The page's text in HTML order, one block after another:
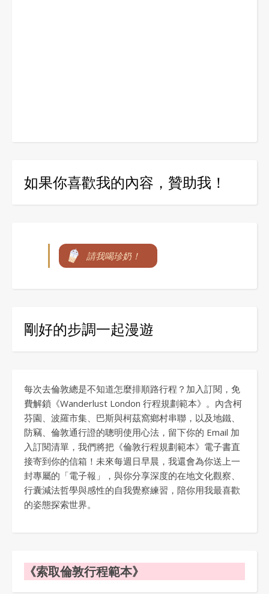
如果你喜歡我的內容，贊助我！
請我喝珍奶！
剛好的步調一起漫遊
每次去倫敦總是不知道怎麼排順路行程？加入訂閱，免
費解鎖《Wanderlust London 行程規劃範本》。內含柯
芬園、波羅市集、巴斯與柯茲窩鄉村串聯，以及地鐵、
防竊、倫敦通行證的聰明使用心法，留下你的 Email 加
入訂閱清單，我們將把《倫敦行程規劃範本》電子書直
接寄到你的信箱！未來每週日早晨，我還會為你送上一
封專屬的「電子報」，與你分享深度的在地文化觀察、
行囊減法哲學與感性的自我覺察練習，陪你用我最喜歡
的姿態探索世界。
《索取倫敦行程範本》